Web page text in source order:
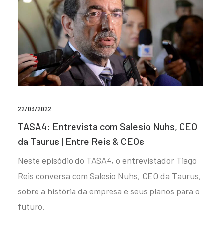
22/03/2022
TASA4: Entrevista com Salesio Nuhs, CEO
da Taurus | Entre Reis & CEOs
Neste episódio do TASA4, o entrevistador Tiago
Reis conversa com Salesio Nuhs, CEO da Taurus,
sobre a história da empresa e seus planos para o
futuro.